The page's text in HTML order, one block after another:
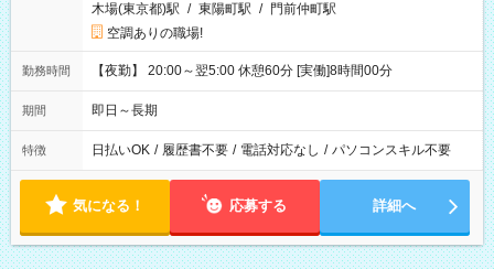
木場(東京都)駅 / 東陽町駅 / 門前仲町駅
空調ありの職場!
勤務時間 【夜勤】 20:00～翌5:00 休憩60分 [実働]8時間00分
期間 即日～長期
特徴 日払いOK / 履歴書不要 / 電話対応なし / パソコンスキル不要
気になる！ 応募する 詳細へ